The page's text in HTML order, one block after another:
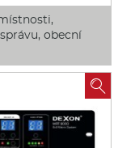
obecní
